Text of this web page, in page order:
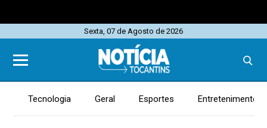
Sexta, 07 de Agosto de 2026
Tecnologia Geral Esportes Entretenimento